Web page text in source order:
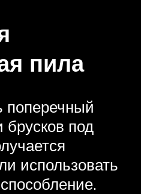
пила
поперечный
брусков под
использовать